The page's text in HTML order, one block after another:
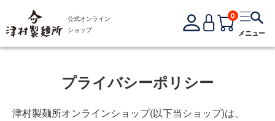
公式オンライン
ショップ
0
メニュー
プライバシーポリシー
津村製麺所オンラインショップ(以下当ショップ)は、